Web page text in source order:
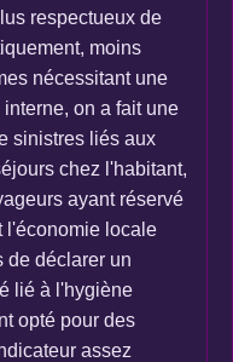
respectueux de
moins
nécessitant une
on a fait une
sinistres liés aux
chez l'habitant,
ayant réservé
l'économie locale
de déclarer un
lié à l'hygiène
opté pour des
assez